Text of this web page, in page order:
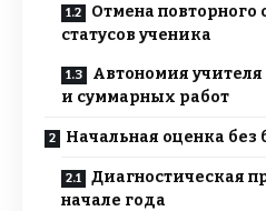
Отмена повторного
статусов ученика
Автономия
и суммарных работ
Начальная оценка без
Диагностическая
начале года